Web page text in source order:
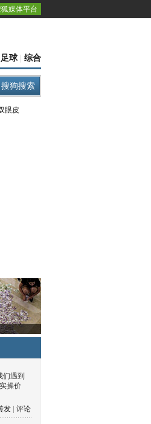
媒体平台
足球 综合
眼皮
们遇到
操价
发
评论